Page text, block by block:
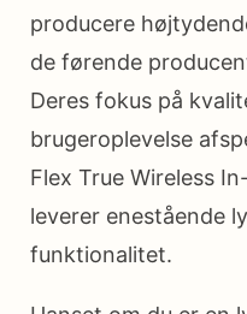
producere
de førende
Deres fokus på
brugeroplevelse
Flex True Wireless
leverer enestående
funktionalitet.